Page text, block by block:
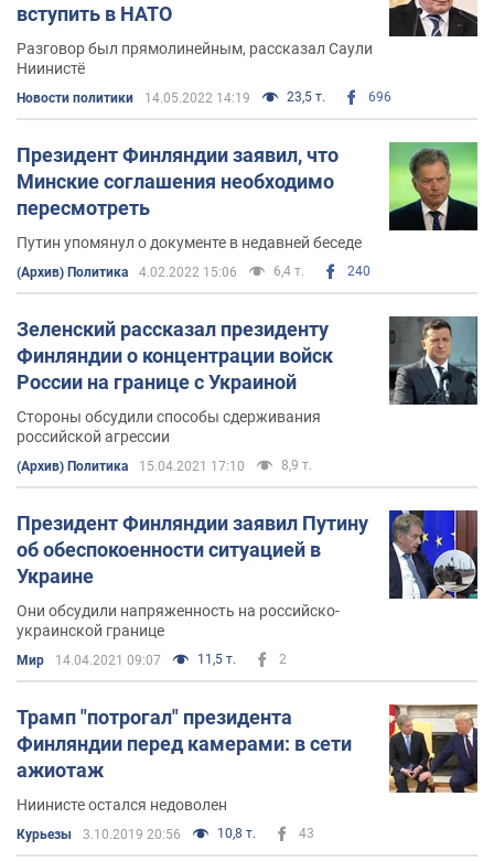
вступить в НАТО
Разговор был прямолинейным, рассказал Саули
Ниинистё
Новости политики 14.05.2022 14:19 23,5 т. 696
Президент Финляндии заявил, что
Минские соглашения необходимо
пересмотреть
Путин упомянул о документе в недавней беседе
(Архив) Политика 4.02.2022 15:06 6,4 т. 240
Зеленский рассказал президенту
Финляндии о концентрации войск
России на границе с Украиной
Стороны обсудили способы сдерживания
российской агрессии
(Архив) Политика 15.04.2021 17:10 8,9 т.
Президент Финляндии заявил Путину
об обеспокоенности ситуацией в
Украине
Они обсудили напряженность на российско-
украинской границе
Мир 14.04.2021 09:07 11,5 т. 2
Трамп "потрогал" президента
Финляндии перед камерами: в сети
ажиотаж
Ниинисте остался недоволен
Курьезы 3.10.2019 20:56 10,8 т. 43